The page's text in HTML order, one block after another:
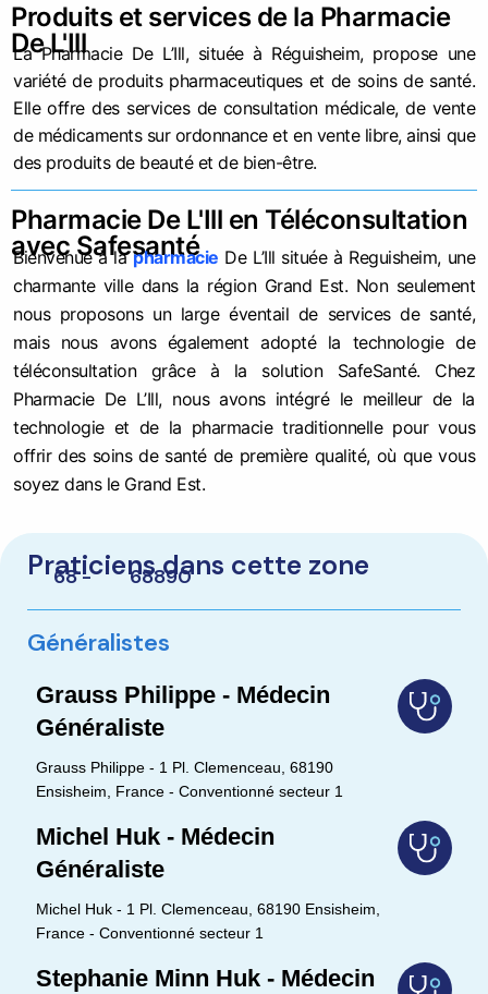
Produits et services de la Pharmacie
De L'Ill
La Pharmacie De L’Ill, située à Réguisheim, propose une
variété de produits pharmaceutiques et de soins de santé.
Elle offre des services de consultation médicale, de vente
de médicaments sur ordonnance et en vente libre, ainsi que
des produits de beauté et de bien-être.
Pharmacie De L'Ill en Téléconsultation
avec Safesanté
Bienvenue à lapharmacie De L’Ill située à Reguisheim, une
charmante ville dans la région Grand Est. Non seulement
nous proposons un large éventail de services de santé,
mais nous avons également adopté la technologie de
téléconsultation grâce à la solution SafeSanté. Chez
Pharmacie De L’Ill, nous avons intégré le meilleur de la
technologie et de la pharmacie traditionnelle pour vous
offrir des soins de santé de première qualité, où que vous
soyez dans le Grand Est.
Praticiens dans cette zone
68 - 68890
Généralistes
Grauss Philippe - Médecin
Généraliste
Grauss Philippe - 1 Pl. Clemenceau, 68190
Ensisheim, France - Conventionné secteur 1
Michel Huk - Médecin
Généraliste
Michel Huk - 1 Pl. Clemenceau, 68190 Ensisheim,
France - Conventionné secteur 1
Stephanie Minn Huk - Médecin